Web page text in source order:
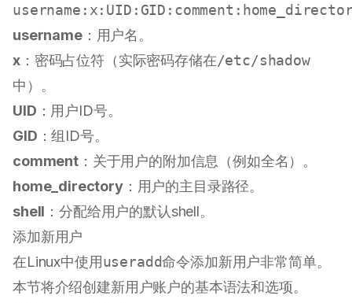
username：用户名。
x：密码占位符（实际密码存储在/etc/shadow
中）。
UID ：用户ID号。
GID ：组ID号。
comment：关于用户的附加信息（例如全名）。
home_directory：用户的主目录路径。
shell ：分配给用户的默认shell。
添加新用户
在Linux中使用useradd命令添加新用户非常简单。
本节将介绍创建新用户账户的基本语法和选项。